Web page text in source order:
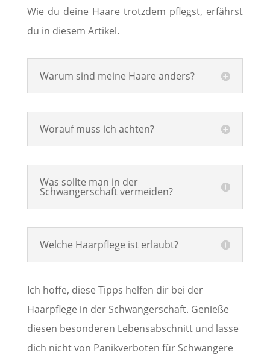
Wie du deine Haare trotzdem pflegst, erfährst
du in diesem Artikel.
Warum sind meine Haare anders?
Worauf muss ich achten?
Was sollte man in der
Schwangerschaft vermeiden?
Welche Haarpflege ist erlaubt?
Ich hoffe, diese Tipps helfen dir bei der
Haarpflege in der Schwangerschaft. Genieße
diesen besonderen Lebensabschnitt und lasse
dich nicht von Panikverboten für Schwangere